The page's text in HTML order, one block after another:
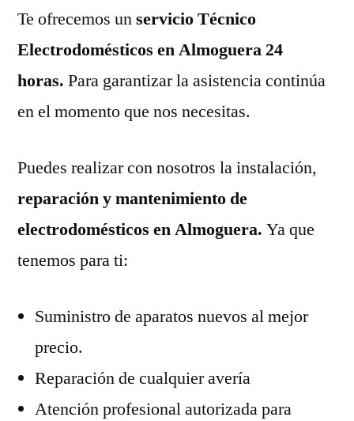
Te ofrecemos unservicio Técnico
Electrodomésticos en Almoguera 24
horas. Para garantizar la asistencia continúa
en el momento que nos necesitas.
Puedes realizar con nosotros la instalación,
reparación y mantenimiento de
electrodomésticos en Almoguera. Ya que
tenemos para ti:
Suministro de aparatos nuevos al mejor
precio.
Reparación de cualquier avería
Atención profesional autorizada para